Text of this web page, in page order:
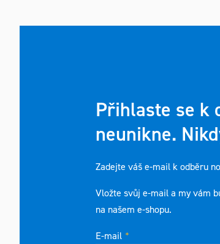
Přihlaste se k
neunikne.
Zadejte váš e-mail k odběru
Vložte svůj e-mail a my vám
na našem e-shopu.
E-mail